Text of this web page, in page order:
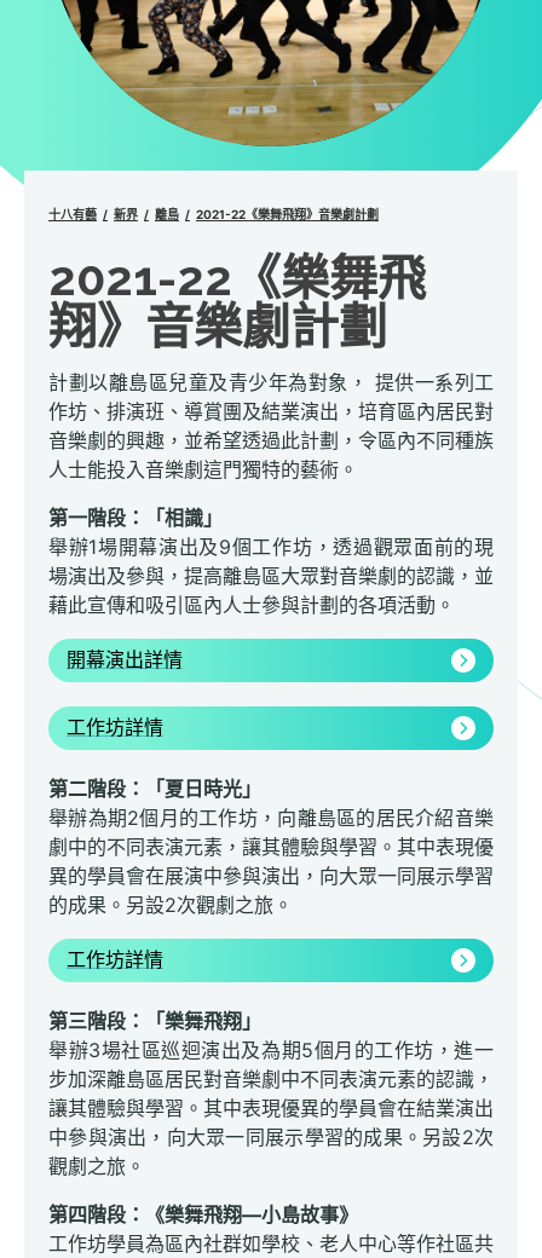
十八有藝 新界 離島 2021-22《樂舞飛翔》音樂劇計劃
2021-22《樂舞飛
翔》音樂劇計劃
計劃以離島區兒童及青少年為對象， 提供一系列工
作坊、排演班、導賞團及結業演出，培育區內居民對
音樂劇的興趣，並希望透過此計劃，令區內不同種族
人士能投入音樂劇這門獨特的藝術。
第一階段：「相識」
舉辦1場開幕演出及9個工作坊，透過觀眾面前的現
場演出及參與，提高離島區大眾對音樂劇的認識，並
藉此宣傳和吸引區內人士參與計劃的各項活動。
開幕演出詳情
工作坊詳情
第二階段：「夏日時光」
舉辦為期2個月的工作坊，向離島區的居民介紹音樂
劇中的不同表演元素，讓其體驗與學習。其中表現優
異的學員會在展演中參與演出，向大眾一同展示學習
的成果。另設2次觀劇之旅。
工作坊詳情
第三階段：「樂舞飛翔」
舉辦3場社區巡迴演出及為期5個月的工作坊，進一
步加深離島區居民對音樂劇中不同表演元素的認識，
讓其體驗與學習。其中表現優異的學員會在結業演出
中參與演出，向大眾一同展示學習的成果。另設2次
觀劇之旅。
第四階段：《樂舞飛翔—小島故事》
工作坊學員為區內社群如學校、老人中心等作社區共